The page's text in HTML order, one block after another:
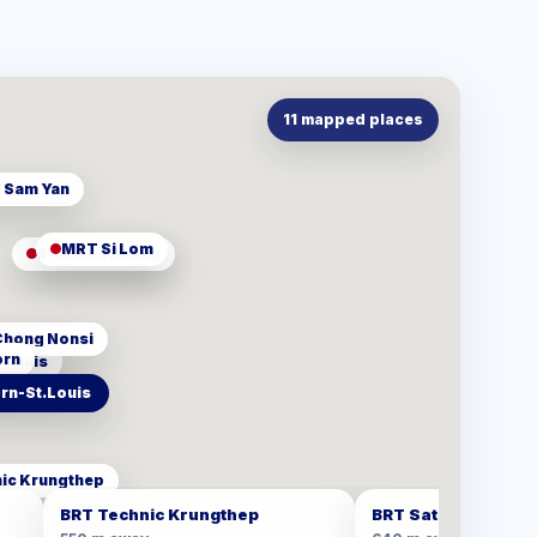
St.Louis
Louis
Nonsi
Krungthep
BTS Sala Daeng
Yan
MRT Si Lom
11 mapped places
BRT Technic Krungthep BRT Sathorn